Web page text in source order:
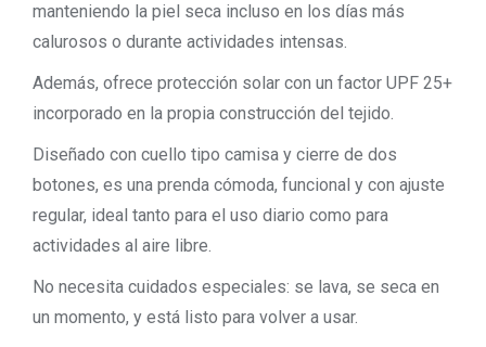
manteniendo la piel seca incluso en los días más
calurosos o durante actividades intensas.
Además, ofrece protección solar con un factor UPF 25+
incorporado en la propia construcción del tejido.
Diseñado con cuello tipo camisa y cierre de dos
botones, es una prenda cómoda, funcional y con ajuste
regular, ideal tanto para el uso diario como para
actividades al aire libre.
No necesita cuidados especiales: se lava, se seca en
un momento, y está listo para volver a usar.